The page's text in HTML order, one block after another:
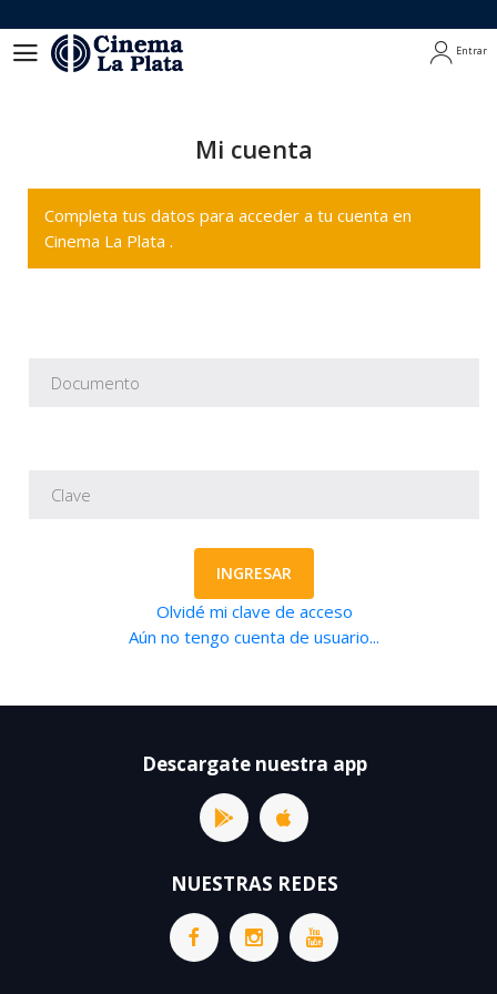
Entrar
Mi cuenta
Completa tus datos para acceder a tu cuenta en
Cinema La Plata .
INGRESAR
Olvidé mi clave de acceso
Aún no tengo cuenta de usuario...
Descargate nuestra app
NUESTRAS REDES